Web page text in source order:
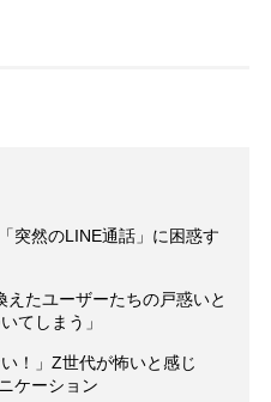
然のLINE通話」に困惑す
たユーザーたちの戸惑いと
てしまう」
！」Z世代が怖いと感じ
ケーション